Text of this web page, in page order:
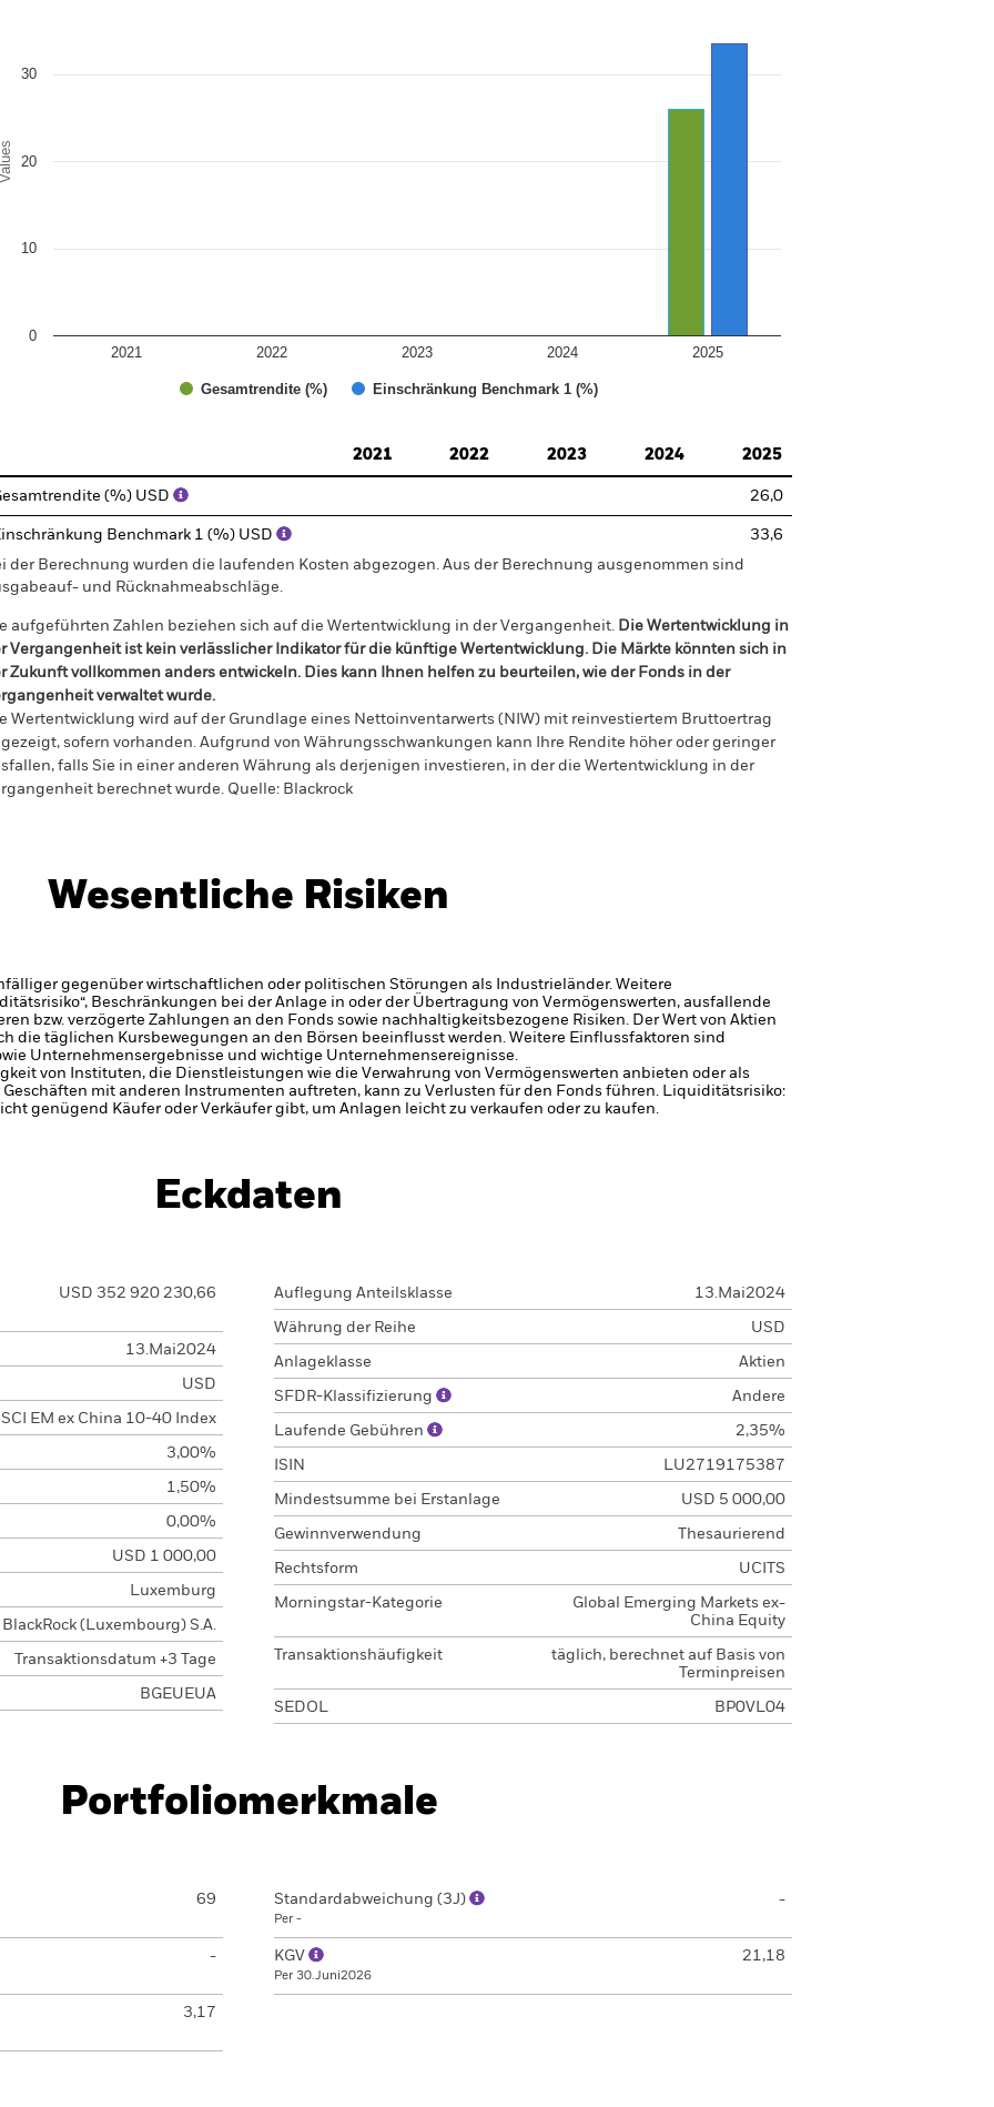
Values
Gesamtrendite (%) Einschränkung Benchmark 1 (%)
2021 2022 2023 2024 2025
0
10
20
30
2021
2022 2023 2024 2025
(%) USD 26,0
Benchmark 1 (%) USD
33,6
der Berechnung wurden die laufenden Kosten abgezogen. Aus der Berechnung ausgenommen sind
und Rücknahmeabschläge.
aufgeführten Zahlen beziehen sich auf die Wertentwicklung in der Vergangenheit. Die Wertentwicklung in
Vergangenheit ist kein verlässlicher Indikator für die künftige Wertentwicklung. Die Märkte könnten sich in
Zukunft vollkommen anders entwickeln. Dies kann Ihnen helfen zu beurteilen, wie der Fonds in der
verwaltet wurde.
Wertentwicklung wird auf der Grundlage eines Nettoinventarwerts (NIW) mit reinvestiertem Bruttoertrag
sofern vorhanden. Aufgrund von Währungsschwankungen kann Ihre Rendite höher oder geringer
falls Sie in einer anderen Währung als derjenigen investieren, in der die Wertentwicklung in der
berechnet wurde. Quelle: Blackrock
Wesentliche Risiken
gegenüber wirtschaftlichen oder politischen Störungen als Industrieländer. Weitere
Beschränkungen bei der Anlage in oder der Übertragung von Vermögenswerten, ausfallende
bzw. verzögerte Zahlungen an den Fonds sowie nachhaltigkeitsbezogene Risiken. Der Wert von Aktien
die täglichen Kursbewegungen an den Börsen beeinflusst werden. Weitere Einflussfaktoren sind
Unternehmensergebnisse und wichtige Unternehmensereignisse.
von Instituten, die Dienstleistungen wie die Verwahrung von Vermögenswerten anbieten oder als
mit anderen Instrumenten auftreten, kann zu Verlusten für den Fonds führen. Liquiditätsrisiko:
genügend Käufer oder Verkäufer gibt, um Anlagen leicht zu verkaufen oder zu kaufen.
Eckdaten
USD 352 920 230,66
13.Mai2024
USD
EM ex China 10-40 Index
3,00%
1,50%
0,00%
USD 1 000,00
Luxemburg
BlackRock (Luxembourg) S.A.
Transaktionsdatum +3 Tage
BGEUEUA
Auflegung Anteilsklasse 13.Mai2024
Währung der Reihe USD
Anlageklasse Aktien
SFDR-Klassifizierung Andere
Laufende Gebühren 2,35%
ISIN LU2719175387
Mindestsumme bei Erstanlage USD 5 000,00
Gewinnverwendung Thesaurierend
Rechtsform UCITS
Morningstar-Kategorie
Global Emerging Markets ex-
China Equity
Transaktionshäufigkeit
täglich, berechnet auf Basis von
Terminpreisen
SEDOL BP0VL04
Portfoliomerkmale
69
-
3,17
Standardabweichung (3J)
Per -
-
KGV
Per 30.Juni2026
21,18